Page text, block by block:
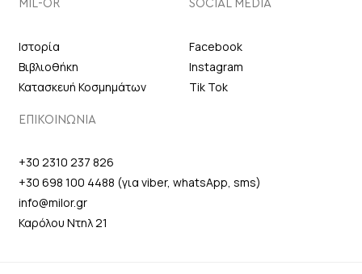
MIL-OR
Ιστορία
Βιβλιοθήκη
Κατασκευή Κοσμημάτων
SOCIAL MEDIA
Facebook
Instagram
Tik Tok
ΕΠΙΚΟΙΝΩΝΙΑ
+30 2310 237 826
+30 698 100 4488 (για viber, whatsApp, sms)
info@milor.gr
Καρόλου Ντηλ 21